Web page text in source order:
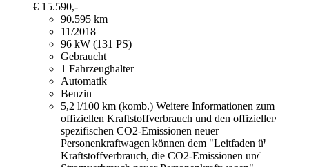
€ 15.590,-
90.595 km
11/2018
96 kW (131 PS)
Gebraucht
1 Fahrzeughalter
Automatik
Benzin
5,2 l/100 km (komb.) Weitere Informationen zum
offiziellen Kraftstoffverbrauch und den offiziellen
spezifischen CO2-Emissionen neuer
Personenkraftwagen können dem "Leitfaden über den
Kraftstoffverbrauch, die CO2-Emissionen und den